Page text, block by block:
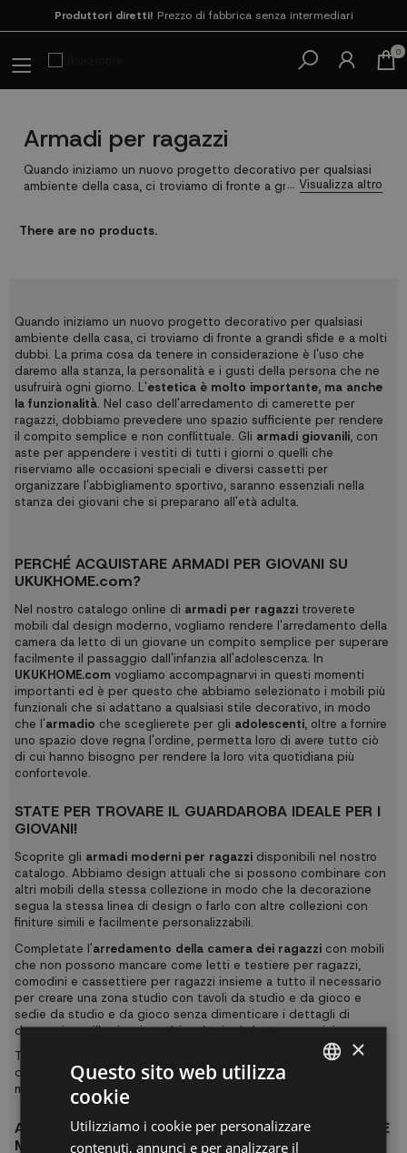
Produttori diretti! Prezzo di fabbrica senza intermediari
0
Armadi per ragazzi
Quando iniziamo un nuovo progetto decorativo per qualsiasi
ambiente della casa, ci troviamo di fronte a grandi sfide e a
che ne usufruirà ogni giorno. L'
There are no products.
Quando iniziamo un nuovo progetto decorativo per qualsiasi
ambiente della casa, ci troviamo di fronte a grandi sfide e a molti
dubbi. La prima cosa da tenere in considerazione è l'uso che
daremo alla stanza, la personalità e i gusti della persona che ne
usufruirà ogni giorno. L'estetica è molto importante, ma anche
la funzionalità. Nel caso dell'arredamento di camerette per
ragazzi, dobbiamo prevedere uno spazio sufficiente per rendere
il compito semplice e non conflittuale. Gli armadi giovanili, con
aste per appendere i vestiti di tutti i giorni o quelli che
riserviamo alle occasioni speciali e diversi cassetti per
organizzare l'abbigliamento sportivo, saranno essenziali nella
stanza dei giovani che si preparano all'età adulta.
PERCHÉ ACQUISTARE ARMADI PER GIOVANI SU
UKUKHOME.com?
Nel nostro catalogo online di armadi per ragazzi troverete
mobili dal design moderno, vogliamo rendere l'arredamento della
camera da letto di un giovane un compito semplice per superare
facilmente il passaggio dall'infanzia all'adolescenza. In
UKUKHOME.com vogliamo accompagnarvi in questi momenti
importanti ed è per questo che abbiamo selezionato i mobili più
funzionali che si adattano a qualsiasi stile decorativo, in modo
che l'armadio che sceglierete per gli adolescenti, oltre a fornire
uno spazio dove regna l'ordine, permetta loro di avere tutto ciò
di cui hanno bisogno per rendere la loro vita quotidiana più
confortevole.
STATE PER TROVARE IL GUARDAROBA IDEALE PER I
GIOVANI!
Scoprite gli armadi moderni per ragazzi disponibili nel nostro
catalogo. Abbiamo design attuali che si possono combinare con
altri mobili della stessa collezione in modo che la decorazione
segua la stessa linea di design o farlo con altre collezioni con
finiture simili e facilmente personalizzabili.
Completate l'arredamento della camera dei ragazzi con mobili
che non possono mancare come letti e testiere per ragazzi,
comodini e cassettiere per ragazzi insieme a tutto il necessario
per creare una zona studio con tavoli da studio e da gioco e
sedie da studio e da gioco senza dimenticare i dettagli di
decorazione,illuminazione,biancheria da lettoecuscini.
Tutti i nostri
sono realizzati con materiali
di alta qualità, molto resistenti e che richiedono una
manutenzione molto semplice senza l'uso di prodotti chimici.
ACQUISTARE ONLINE ARMADI GIOVANILI ORIGINALI È
MOLTO SEMPLICE
ES
×
Questo sito web utilizza
cookie
Utilizziamo i cookie per personalizzare
contenuti, annunci e per analizzare il